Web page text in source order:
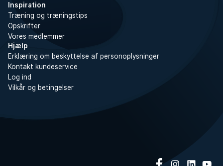
Inspiration
Træning og træningstips
Opskrifter
Vores medlemmer
Hjælp
Erklæring om beskyttelse af personoplysninger
Kontakt kundeservice
Log ind
Vilkår og betingelser